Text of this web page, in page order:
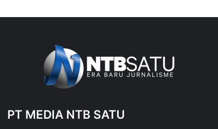
PT MEDIA NTB SATU